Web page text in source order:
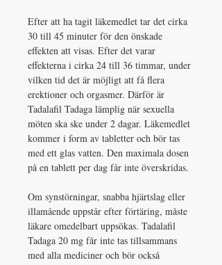
Efter att ha tagit läkemedlet tar det cirka
30 till 45 minuter för den önskade
effekten att visas. Efter det varar
effekterna i cirka 24 till 36 timmar, under
vilken tid det är möjligt att få flera
erektioner och orgasmer. Därför är
Tadalafil Tadaga lämplig när sexuella
möten ska ske under 2 dagar. Läkemedlet
kommer i form av tabletter och bör tas
med ett glas vatten. Den maximala dosen
på en tablett per dag får inte överskridas.
Om synstörningar, snabba hjärtslag eller
illamående uppstår efter förtäring, måste
läkare omedelbart uppsökas. Tadalafil
Tadaga 20 mg får inte tas tillsammans
med alla mediciner och bör också